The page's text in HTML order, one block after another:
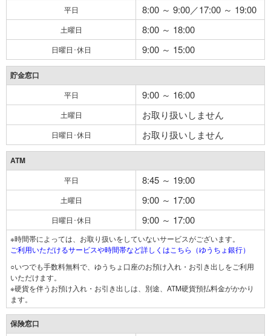
平日 8:00 ～ 9:00／17:00 ～ 19:00
土曜日 8:00 ～ 18:00
日曜日･休日 9:00 ～ 15:00
貯金窓口
平日 9:00 ～ 16:00
土曜日 お取り扱いしません
日曜日･休日 お取り扱いしません
ATM
平日 8:45 ～ 19:00
土曜日 9:00 ～ 17:00
日曜日･休日 9:00 ～ 17:00
※時間帯によっては、お取り扱いをしていないサービスがございます。
ご利用いただけるサービスや時間帯など詳しくはこちら（ゆうちょ銀行）
○いつでも手数料無料で、ゆうちょ口座のお預け入れ・お引き出しをご利用
いただけます。
※硬貨を伴うお預け入れ・お引き出しは、別途、ATM硬貨預払料金がかかり
ます。
保険窓口